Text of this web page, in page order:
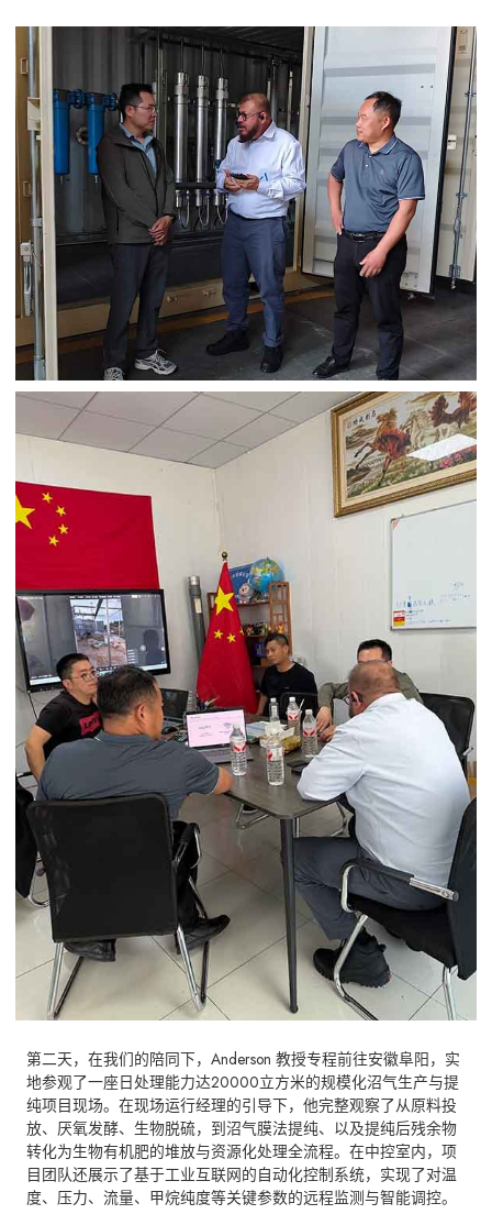
第二天，在我们的陪同下，Anderson 教授专程前往安徽阜阳，实
地参观了一座日处理能力达20000立方米的规模化沼气生产与提
纯项目现场。在现场运行经理的引导下，他完整观察了从原料投
放、厌氧发酵、生物脱硫，到沼气膜法提纯、以及提纯后残余物
转化为生物有机肥的堆放与资源化处理全流程。在中控室内，项
目团队还展示了基于工业互联网的自动化控制系统，实现了对温
度、压力、流量、甲烷纯度等关键参数的远程监测与智能调控。